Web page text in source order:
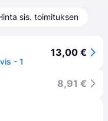
sis. toimituksen
- 1
13,00 €
8,91 €